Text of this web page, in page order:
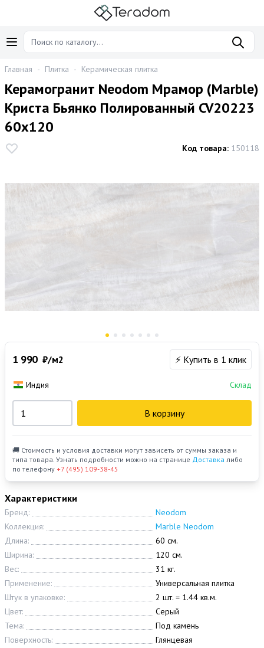
Главная - Плитка - Керамическая плитка
Керамогранит Neodom Мрамор (Marble)
Криста Бьянко Полированный CV20223
60x120
Код товара: 150118
Характеристики
Бренд:
Neodom
Коллекция:
Marble Neodom
Длина:
60 см.
Ширина:
120 см.
Вес:
31 кг.
Применение:
Универсальная плитка
Штук в упаковке:
2 шт. = 1.44 кв.м.
Цвет:
Серый
Тема:
Под камень
Поверхность:
Глянцевая
1 990 ₽/м2 ⚡ Купить в 1 клик
Индия Склад
В корзину
🚚 Стоимость и условия доставки могут зависеть от суммы заказа и
типа товара. Узнать подробности можно на странице Доставка либо
по телефону +7 (495) 109-38-45